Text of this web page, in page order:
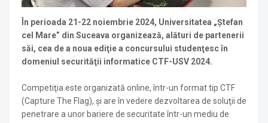
În perioada 21-22 noiembrie 2024, Universitatea „Ştefan
cel Mare” din Suceava organizează, alături de partenerii
săi, cea de a noua ediţie a concursului studenţesc în
domeniul securităţii informatice CTF-USV 2024.
Competiţia este organizată online, într-un format tip CTF
(Capture The Flag), şi are în vedere dezvoltarea de soluţii de
penetrare a unor bariere de securitate într-un mediu de